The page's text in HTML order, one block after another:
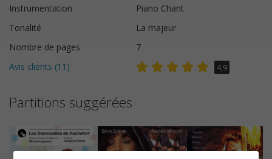
Instrumentation
Piano Chant
Tonalité
La majeur
Nombre de pages
7
Avis clients (11 ) 4,9
Partitions suggérées